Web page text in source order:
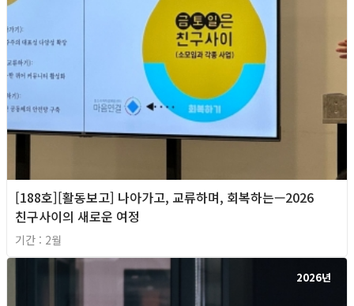
[188호][활동보고] 나아가고, 교류하며, 회복하는—2026
친구사이의 새로운 여정
기간 : 2월
2026년